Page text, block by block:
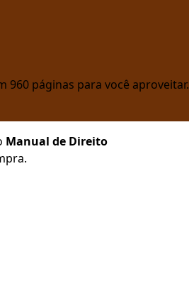
960 páginas para você aproveitar.
Manual de Direito